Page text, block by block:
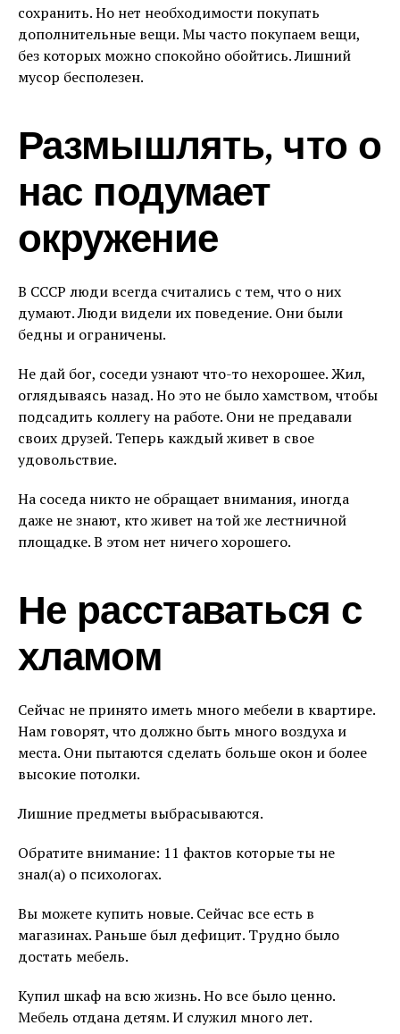
сохранить. Но нет необходимости покупать
дополнительные вещи. Мы часто покупаем вещи,
без которых можно спокойно обойтись. Лишний
мусор бесполезен.
Размышлять, что о
нас подумает
окружение
В СССР люди всегда считались с тем, что о них
думают. Люди видели их поведение. Они были
бедны и ограничены.
Не дай бог, соседи узнают что-то нехорошее. Жил,
оглядываясь назад. Но это не было хамством, чтобы
подсадить коллегу на работе. Они не предавали
своих друзей. Теперь каждый живет в свое
удовольствие.
На соседа никто не обращает внимания, иногда
даже не знают, кто живет на той же лестничной
площадке. В этом нет ничего хорошего.
Не расставаться с
хламом
Сейчас не принято иметь много мебели в квартире.
Нам говорят, что должно быть много воздуха и
места. Они пытаются сделать больше окон и более
высокие потолки.
Лишние предметы выбрасываются.
Обратите внимание: 11 фактов которые ты не
знал(а) о психологах.
Вы можете купить новые. Сейчас все есть в
магазинах. Раньше был дефицит. Трудно было
достать мебель.
Купил шкаф на всю жизнь. Но все было ценно.
Мебель отдана детям. И служил много лет.